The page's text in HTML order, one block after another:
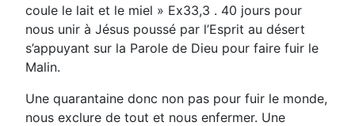
coule le lait et le miel » Ex33,3 . 40 jours pour
nous unir à Jésus poussé par l’Esprit au désert
s’appuyant sur la Parole de Dieu pour faire fuir le
Malin.
Une quarantaine donc non pas pour fuir le monde,
nous exclure de tout et nous enfermer. Une